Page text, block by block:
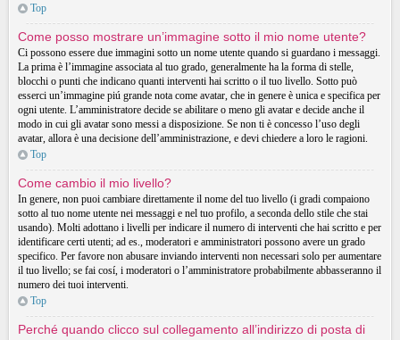
Top
Come posso mostrare un’immagine sotto il mio nome utente?
Ci possono essere due immagini sotto un nome utente quando si guardano i messaggi.
La prima è l’immagine associata al tuo grado, generalmente ha la forma di stelle,
blocchi o punti che indicano quanti interventi hai scritto o il tuo livello. Sotto può
esserci un’immagine piú grande nota come avatar, che in genere è unica e specifica per
ogni utente. L’amministratore decide se abilitare o meno gli avatar e decide anche il
modo in cui gli avatar sono messi a disposizione. Se non ti è concesso l’uso degli
avatar, allora è una decisione dell’amministrazione, e devi chiedere a loro le ragioni.
Top
Come cambio il mio livello?
In genere, non puoi cambiare direttamente il nome del tuo livello (i gradi compaiono
sotto al tuo nome utente nei messaggi e nel tuo profilo, a seconda dello stile che stai
usando). Molti adottano i livelli per indicare il numero di interventi che hai scritto e per
identificare certi utenti; ad es., moderatori e amministratori possono avere un grado
specifico. Per favore non abusare inviando interventi non necessari solo per aumentare
il tuo livello; se fai cosí, i moderatori o l’amministratore probabilmente abbasseranno il
numero dei tuoi interventi.
Top
Perché quando clicco sul collegamento all’indirizzo di posta di